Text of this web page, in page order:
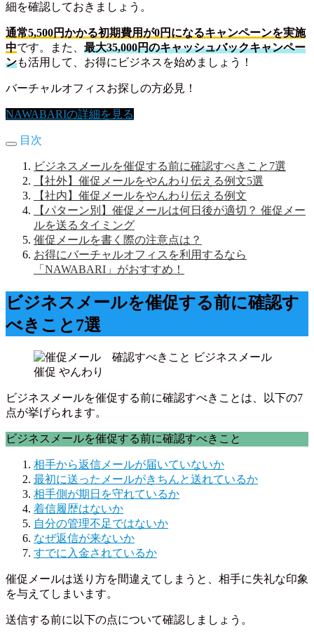
細を確認しておきましょう。
通常5,500円かかる初期費用が0円になるキャンペーンを実施
中です。また、 最大35,000円のキャッシュバックキャンペー
ンも活用して、お得にビジネスを始めましょう！
バーチャルオフィスお探しの方必見！
NAWABARIの詳細を見る
目次
ビジネスメールを催促する前に確認すべきこと7選
【社外】催促メールをやんわり伝える例文5選
【社内】催促メールをやんわり伝える例文
【パターン別】催促メールは何日後が適切？ 催促メー
ルを送るタイミング
催促メールを書く際の注意点は？
お得にバーチャルオフィスを利用するなら
「NAWABARI」がおすすめ！
ビジネスメールを催促する前に確認す
べきこと7選
ビジネスメールを催促する前に確認すべきことは、以下の7
点が挙げられます。
ビジネスメールを催促する前に確認すべきこと
相手から返信メールが届いていないか
最初に送ったメールがきちんと送れているか
相手側が期日を守れているか
着信履歴はないか
自分の管理不足ではないか
なぜ返信が来ないか
すでに入金されているか
催促メールは送り方を間違えてしまうと、相手に失礼な印象
を与えてしまいます。
送信する前に以下の点について確認しましょう。